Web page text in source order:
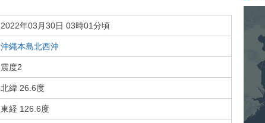
2022年03月30日 03時01分頃
沖縄本島北西沖
震度2
北緯 26.6度
東経 126.6度